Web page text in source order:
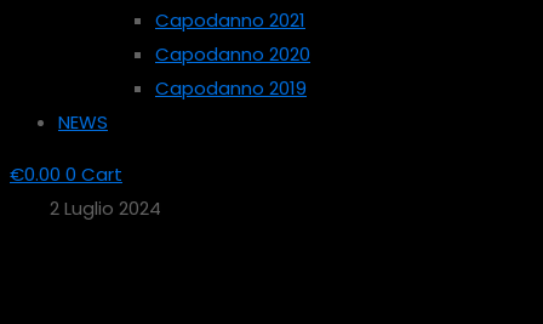
Capodanno 2021
Capodanno 2020
Capodanno 2019
NEWS
€0.00 0 Cart
2 Luglio 2024